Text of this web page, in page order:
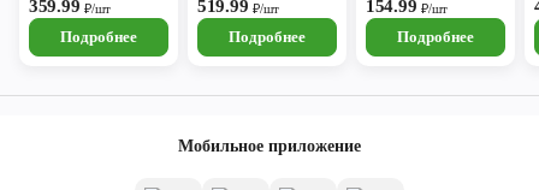
359.99 ₽/шт
Подробнее
растений
519.99 ₽/шт
Подробнее
154.99 ₽/шт
Подробнее
Мобильное приложение